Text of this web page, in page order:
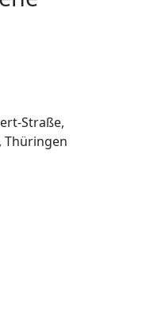
Straße,
Thüringen